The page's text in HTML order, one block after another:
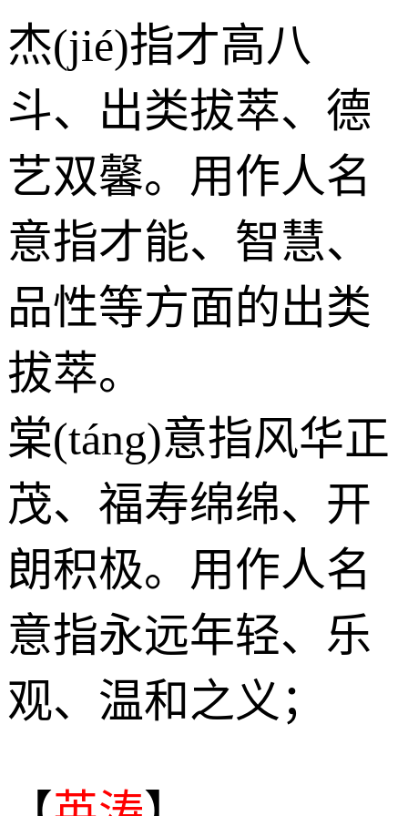
杰(jié)指才高八
斗、出类拔萃、德
艺双馨。用作人名
意指才能、智慧、
品性等方面的出类
拔萃。
棠(táng)意指风华正
茂、福寿绵绵、开
朗积极。用作人名
意指永远年轻、乐
观、温和之义；